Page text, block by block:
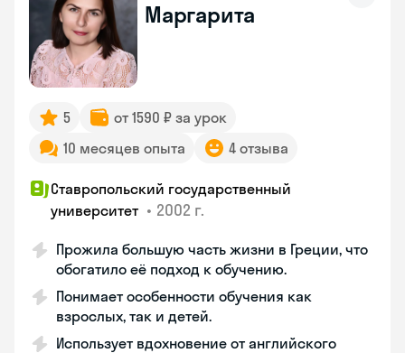
Маргарита
5
от 1590 ₽ за урок
10 месяцев опыта
4 отзыва
Ставропольский государственный
университет • 2002 г.
Прожила большую часть жизни в Греции, что
обогатило её подход к обучению.
Понимает особенности обучения как
взрослых, так и детей.
Использует вдохновение от английского